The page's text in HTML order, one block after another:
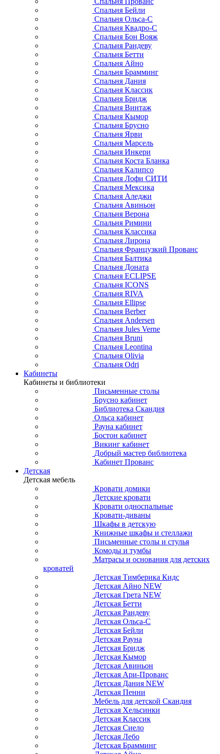
Спальня Бейли
Спальня Ольса-С
Спальня Квадро-С
Спальня Бон Вояж
Спальня Рандеву
Спальня Бетти
Спальня Айно
Спальня Брамминг
Спальня Дания
Спальня Классик
Спальня Бридж
Спальня Винтаж
Спальня Кымор
Спальня Брусно
Спальня Ярви
Спальня Марсель
Спальня Инкери
Спальня Коста Бланка
Спальня Калипсо
Спальня Лофи СИТИ
Спальня Мексика
Спальня Аледжи
Спальня Авиньон
Спальня Верона
Спальня Римини
Спальня Классика
Спальня Лирона
Спальня Французкий Прованс
Спальня Балтика
Спальня Доната
Спальня ECLIPSE
Спальня ICONS
Спальня RIVA
Спальня Ellipse
Спальня Berber
Спальня Andersen
Спальня Jules Verne
Спальня Bruni
Спальня Leontina
Спальня Olivia
Спальня Odri
Кабинеты
Кабинеты и библиотеки
Письменные столы
Брусно кабинет
Библиотека Скандия
Ольса кабинет
Рауна кабинет
Бостон кабинет
Викинг кабинет
Добрый мастер библиотека
Кабинет Прованс
Детская
Детская мебель
Кровати домики
Детские кровати
Кровати односпальные
Кровати-диваны
Шкафы в детскую
Книжные шкафы и стеллажи
Письменные столы и стулья
Комоды и тумбы
Матрасы и основания для детских
кроватей
Детская Тимберика Кидс
Детская Айно NEW
Детская Грета NEW
Детская Бетти
Детская Рандеву
Детская Ольса-С
Детская Бейли
Детская Рауна
Детская Бридж
Детская Кымор
Детская Авиньон
Детская Ари-Прованс
Детская Дания NEW
Детская Пенни
Мебель для детской Скандия
Детская Хельсинки
Детская Классик
Детская Сиело
Детская Лебо
Детская Брамминг